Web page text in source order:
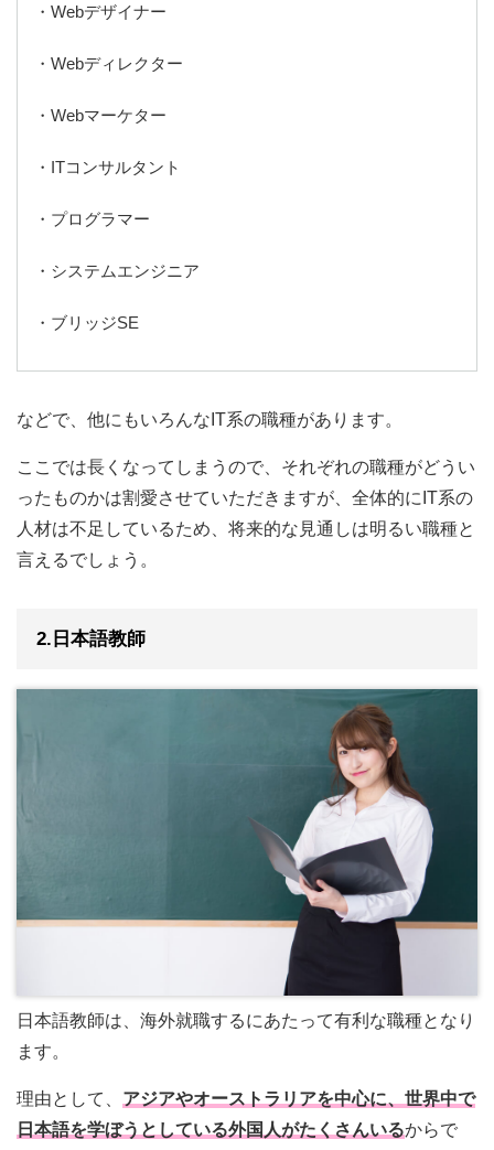
・Webデザイナー
・Webディレクター
・Webマーケター
・ITコンサルタント
・プログラマー
・システムエンジニア
・ブリッジSE
などで、他にもいろんなIT系の職種があります。
ここでは長くなってしまうので、それぞれの職種がどうい
ったものかは割愛させていただきますが、全体的にIT系の
人材は不足しているため、将来的な見通しは明るい職種と
言えるでしょう。
2.日本語教師
日本語教師は、海外就職するにあたって有利な職種となり
ます。
理由として、 アジアやオーストラリアを中心に、世界中で
日本語を学ぼうとしている外国人がたくさんいるからで